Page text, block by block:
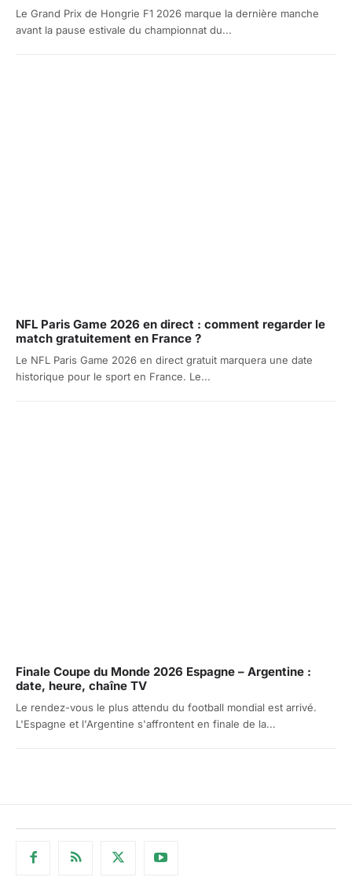
Le Grand Prix de Hongrie F1 2026 marque la dernière manche
avant la pause estivale du championnat du...
NFL Paris Game 2026 en direct : comment regarder le
match gratuitement en France ?
Le NFL Paris Game 2026 en direct gratuit marquera une date
historique pour le sport en France. Le...
Finale Coupe du Monde 2026 Espagne – Argentine :
date, heure, chaîne TV
Le rendez-vous le plus attendu du football mondial est arrivé.
L'Espagne et l'Argentine s'affrontent en finale de la...